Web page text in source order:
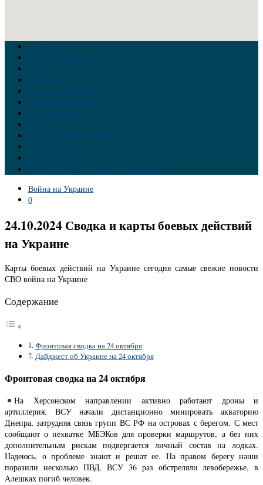
Главная
Война на Украине
Новости
Аналитика
Тайны Геополитики
Российские элиты
Теория заговора
Украина
Новый Мировой Порядок
Тайны истории
Обратная связь
Правила комментирования материалов
Война на Украине
0
24.10.2024 Сводка и карты боевых действий
на Украине
Карты боевых действий на Украине сегодня самые свежие новости
СВО война на Украине
Содержание
Фронтовая сводка на 24 октября
Дайджест об Украине на 24 октября
Фронтовая сводка на 24 октября
На Херсонском направлении активно работают дроны и
артиллерия. ВСУ начали дистанционно минировать акваторию
Днепра, затрудняя связь групп ВС РФ на островах с берегом. С мест
сообщают о нехватке МБЭКов для проверки маршрутов, а без них
дополнительным рискам подвергается личный состав на лодках.
Надеюсь, о проблеме знают и решат ее. На правом берегу наши
поразили несколько ПВД. ВСУ 36 раз обстреляли левобережье, в
Алешках погиб человек.